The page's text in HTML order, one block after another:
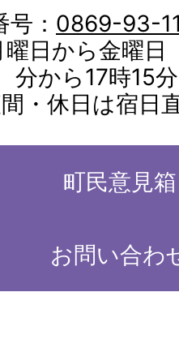
： 0869-93-
曜日から金曜
分から17時15
・休日は宿日
町民意見箱
お問い合わ